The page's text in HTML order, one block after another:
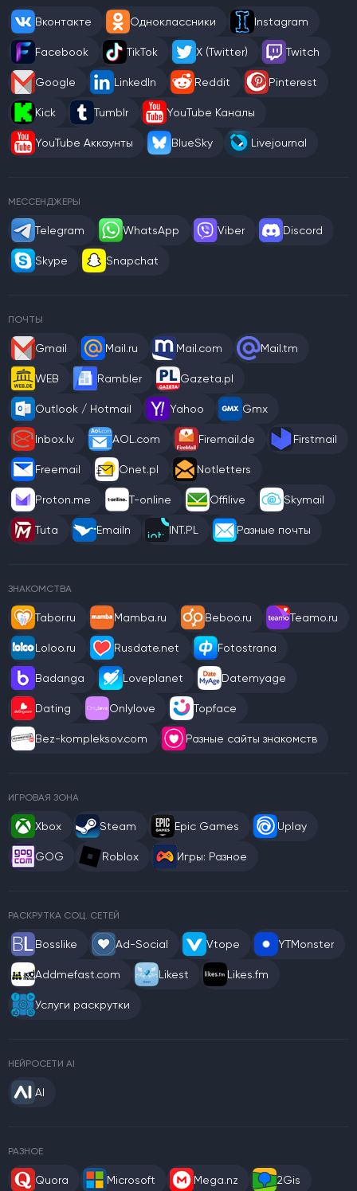
Вконтакте Одноклассники Instagram
Facebook TikTok X (Twitter) Twitch
Google LinkedIn Reddit Pinterest
Kick Tumblr YouTube Каналы
YouTube Аккаунты BlueSky Livejournal
МЕССЕНДЖЕРЫ
Telegram WhatsApp Viber Discord
Skype Snapchat
ПОЧТЫ
Gmail Mail.ru Mail.com Mail.tm
WEB Rambler Gazeta.pl
Outlook / Hotmail Yahoo Gmx
Inbox.lv AOL.com Firemail.de Firstmail
Freemail Onet.pl Notletters
Proton.me T-online Offilive Skymail
Tuta Emailn INT.PL Разные почты
ЗНАКОМСТВА
Tabor.ru Mamba.ru Beboo.ru Teamo.ru
Loloo.ru Rusdate.net Fotostrana
Badanga Loveplanet Datemyage
Dating Onlylove Topface
Bez-kompleksov.com Разные сайты знакомств
ИГРОВАЯ ЗОНА
Xbox Steam Epic Games Uplay
GOG Roblox Игры: Разное
РАСКРУТКА СОЦ. СЕТЕЙ
Bosslike Ad-Social Vtope YTMonster
Addmefast.com Likest Likes.fm
Услуги раскрутки
НЕЙРОСЕТИ AI
AI
РАЗНОЕ
Quora Microsoft Mega.nz 2Gis